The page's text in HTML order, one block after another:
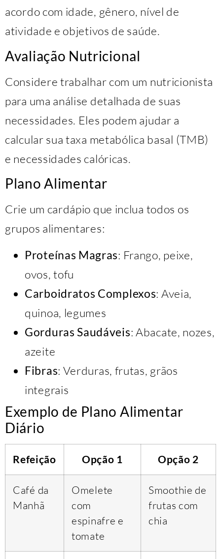
acordo com idade, gênero, nível de
atividade e objetivos de saúde.
Avaliação Nutricional
Considere trabalhar com um nutricionista
para uma análise detalhada de suas
necessidades. Eles podem ajudar a
calcular sua taxa metabólica basal (TMB)
e necessidades calóricas.
Plano Alimentar
Crie um cardápio que inclua todos os
grupos alimentares:
Proteínas Magras: Frango, peixe,
ovos, tofu
Carboidratos Complexos: Aveia,
quinoa, legumes
Gorduras Saudáveis: Abacate, nozes,
azeite
Fibras: Verduras, frutas, grãos
integrais
Exemplo de Plano Alimentar
Diário
Refeição Opção 1 Opção 2
Café da
Manhã
Omelete
com
espinafre e
tomate
Smoothie de
frutas com
chia